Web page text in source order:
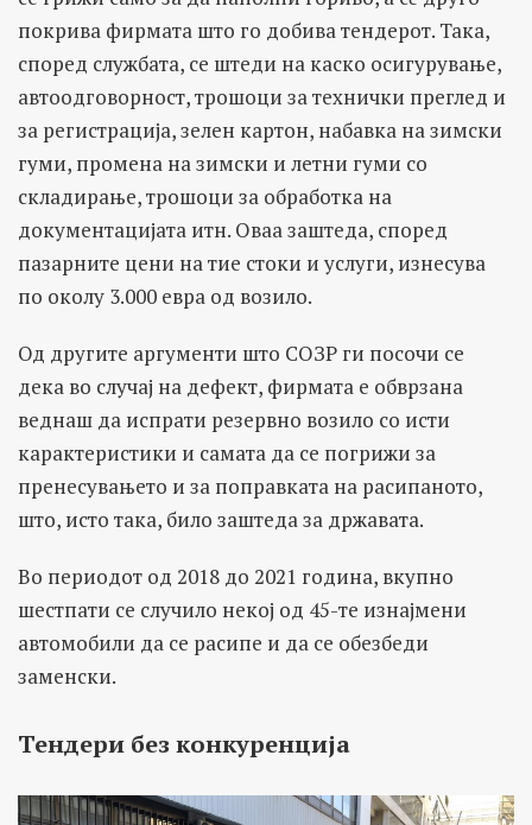
покрива фирмата што го добива тендерот. Така,
според службата, се штеди на каско осигурување,
автоодговорност, трошоци за технички преглед и
за регистрација, зелен картон, набавка на зимски
гуми, промена на зимски и летни гуми со
складирање, трошоци за обработка на
документацијата итн. Оваа заштеда, според
пазарните цени на тие стоки и услуги, изнесува
по околу 3.000 евра од возило.
Од другите аргументи што СОЗР ги посочи се
дека во случај на дефект, фирмата е обврзана
веднаш да испрати резервно возило со исти
карактеристики и самата да се погрижи за
пренесувањето и за поправката на расипаното,
што, исто така, било заштеда за државата.
Во периодот од 2018 до 2021 година, вкупно
шестпати се случило некој од 45-те изнајмени
автомобили да се расипе и да се обезбеди
заменски.
Тендери без конкуренција